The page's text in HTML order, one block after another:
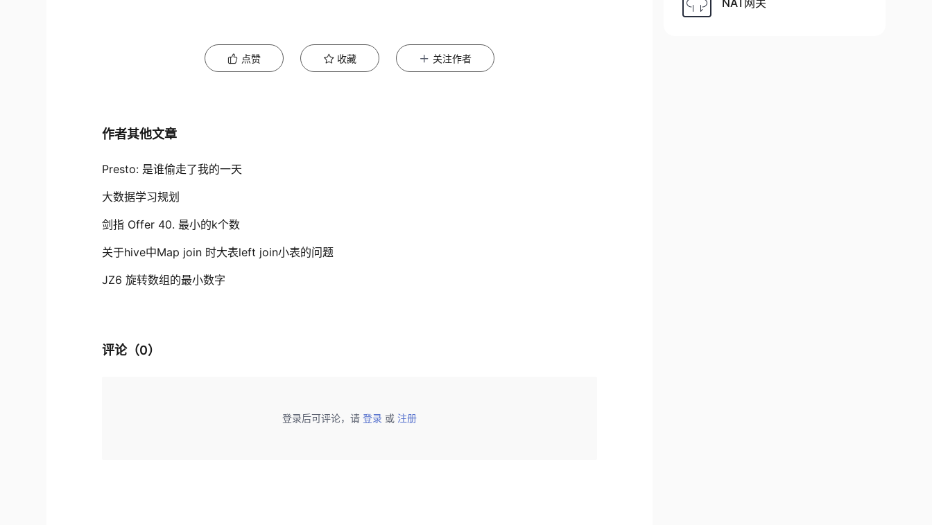
点赞 收藏 关注作者
作者其他文章
Presto: 是谁偷走了我的一天
大数据学习规划
剑指 Offer 40. 最小的k个数
关于hive中Map join 时大表left join小表的问题
JZ6 旋转数组的最小数字
评论（0）
登录后可评论，请 登录 或 注册
NAT网关